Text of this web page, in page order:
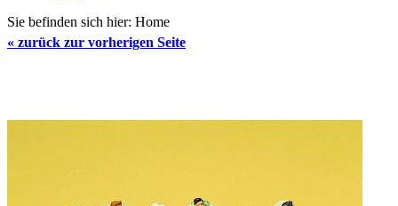
Sie befinden sich hier: Home
« zurück zur vorherigen Seite